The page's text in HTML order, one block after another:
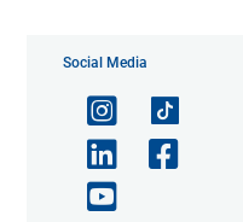
Social Media